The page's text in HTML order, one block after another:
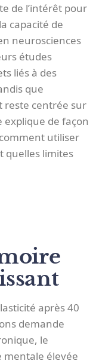
de l’intérêt pour
capacité de
neurosciences
études
liés à des
que
reste centrée sur
explique de façon
utiliser
quelles limites
après 40
demande
le
mentale élevée